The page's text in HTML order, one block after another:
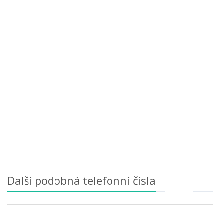
Další podobná telefonní čísla